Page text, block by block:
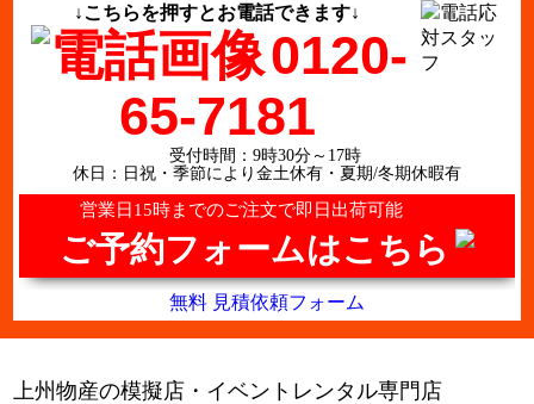
営業日15時までのご注文で即日出荷可能
ご予約フォームはこちら
↓こちらを押すとお電話できます↓
0120-
65-7181
受付時間：9時30分～17時
休日：日祝・季節により金土休有・夏期/冬期休暇有
無料 見積依頼フォーム
上州物産の模擬店・イベントレンタル専門店